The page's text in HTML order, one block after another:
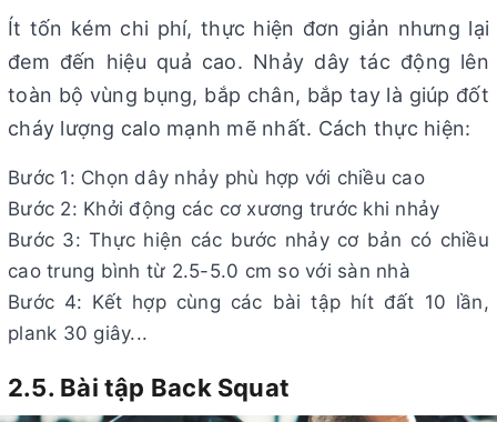
Ít tốn kém chi phí, thực hiện đơn giản nhưng lại
đem đến hiệu quả cao. Nhảy dây tác động lên
toàn bộ vùng bụng, bắp chân, bắp tay là giúp đốt
cháy lượng calo mạnh mẽ nhất. Cách thực hiện:
Bước 1: Chọn dây nhảy phù hợp với chiều cao
Bước 2: Khởi động các cơ xương trước khi nhảy
Bước 3: Thực hiện các bước nhảy cơ bản có chiều
cao trung bình từ 2.5-5.0 cm so với sàn nhà
Bước 4: Kết hợp cùng các bài tập hít đất 10 lần,
plank 30 giây...
2.5. Bài tập Back Squat